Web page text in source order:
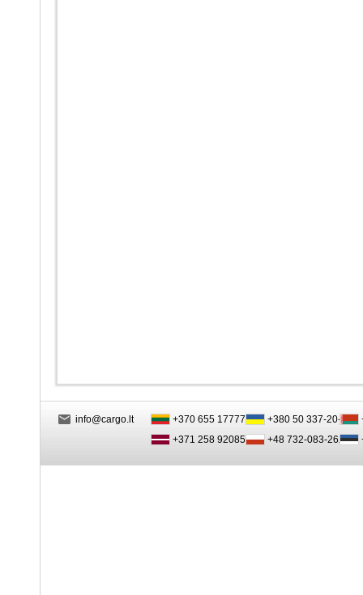
info@cargo.lt
+370 655 17777
+371 258 92085
+380 50 337-20-47
+48 732-083-262